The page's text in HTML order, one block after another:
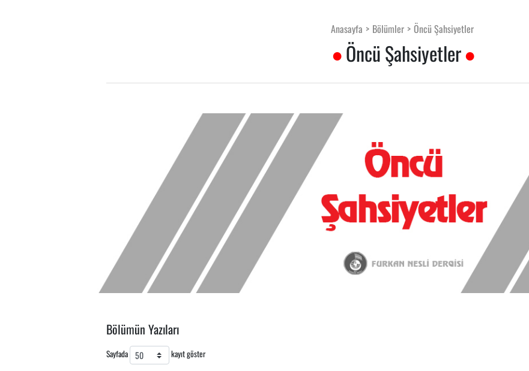
Anasayfa Bölümler Öncü Şahsiyetler
Öncü Şahsiyetler
Bölümün Yazıları
Sayfada kayıt göster